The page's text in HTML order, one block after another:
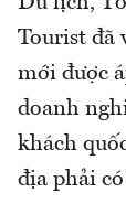
Tourist đã
mới được
doanh
khách
địa phải